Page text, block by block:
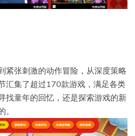
紧张刺激的动作冒险，从深度策略
汇集了超过170款游戏，满足各类
找童年的回忆，还是探索游戏的新